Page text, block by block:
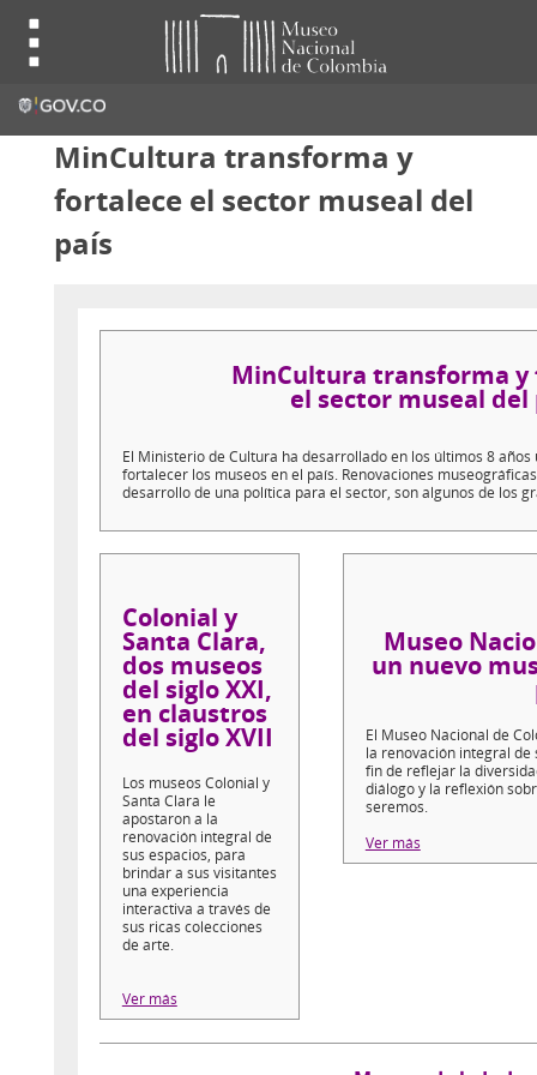
MinCultura transforma y
fortalece el sector museal del
país
MinCultura transforma y
el sector museal del
El Ministerio de Cultura ha desarrollado en los últimos 8
fortalecer los museos en el país. Renovaciones
desarrollo de una política para el sector, son algunos de los
Colonial y
Santa Clara,
dos museos
del siglo XXI,
en claustros
del siglo XVII
Los museos Colonial y
Santa Clara le
apostaron a la
renovación integral de
sus espacios, para
brindar a sus visitantes
una experiencia
interactiva a través de
sus ricas colecciones
de arte.
Ver más
Museo
un nuevo
El Museo Nacional de
la renovación integral de
fin de reflejar la
diálogo y la reflexión
seremos.
Ver más